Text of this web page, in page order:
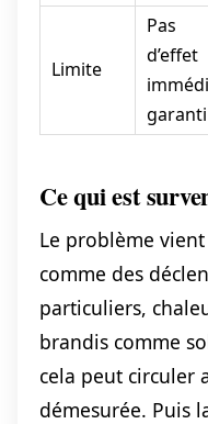
Limite
Pas
d’effet
garanti
Ce qui est
Le problème
comme des
particuliers,
brandis comme
cela peut circuler
démesurée. Puis